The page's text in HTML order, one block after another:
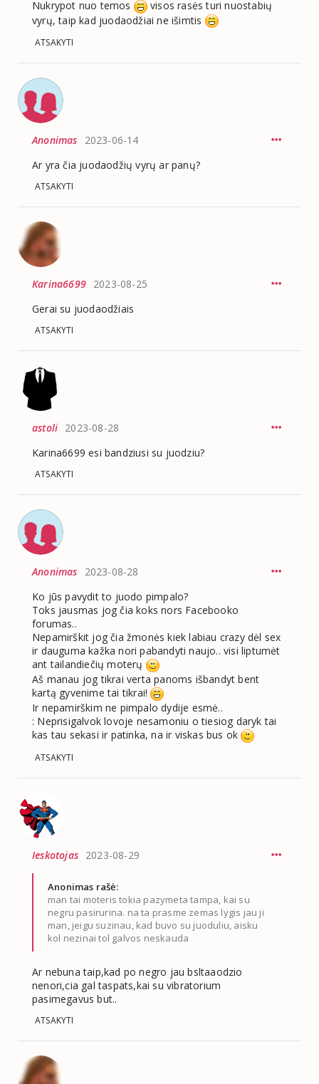
Nukrypot nuo temos
visos rasės turi nuostabių
vyrų, taip kad juodaodžiai ne išimtis
ATSAKYTI
Anonimas
2023-06-14
Ar yra čia juodaodžių vyrų ar panų?
ATSAKYTI
Karina6699 2023-08-25
Gerai su juodaodžiais
ATSAKYTI
astoli 2023-08-28
Karina6699 esi bandziusi su juodziu?
ATSAKYTI
Anonimas
2023-08-28
Ko jūs pavydit to juodo pimpalo?
Toks jausmas jog čia koks nors Facebooko
forumas..
Nepamirškit jog čia žmonės kiek labiau crazy dėl sex
ir dauguma kažka nori pabandyti naujo.. visi liptumėt
ant tailandiečių moterų
Aš manau jog tikrai verta panoms išbandyt bent
kartą gyvenime tai tikrai!
Ir nepamirškim ne pimpalo dydije esmė..
: Neprisigalvok lovoje nesamoniu o tiesiog daryk tai
kas tau sekasi ir patinka, na ir viskas bus ok
ATSAKYTI
Ieskotojas 2023-08-29
Anonimas rašė:
man tai moteris tokia pazymeta tampa, kai su
negru pasirurina. na ta prasme zemas lygis jau ji
man, jeigu suzinau, kad buvo su juoduliu, aisku
kol nezinai tol galvos neskauda
Ar nebuna taip,kad po negro jau bsltaaodzio
nenori,cia gal taspats,kai su vibratorium
pasimegavus but..
ATSAKYTI